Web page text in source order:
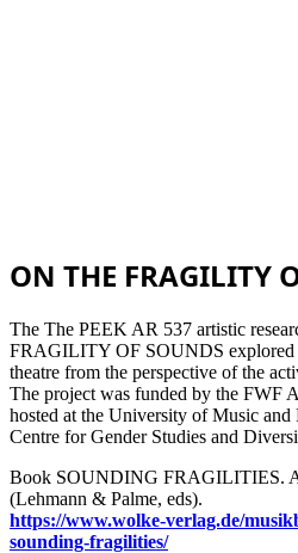
ON THE FRAGILITY
The The PEEK AR 537 artistic
FRAGILITY OF SOUNDS explored
theatre from the perspective of the
The project was funded by the FWF
hosted at the University of Music
Centre for Gender Studies and
Book SOUNDING FRAGILITIES.
(Lehmann & Palme, eds).
https://www.wolke-verlag.de/
sounding-fragilities/